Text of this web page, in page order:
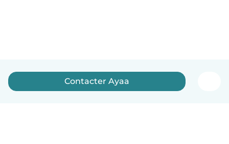
Contacter Ayaa